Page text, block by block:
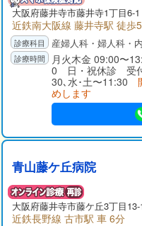
大阪府藤井寺市藤井寺1丁目6-1
近鉄南大阪線 藤井寺駅 徒歩
産婦人科・婦人科・
月火木金 09:00〜
0 日・祝休診 受付
30､水･土〜11:30
めします
青山藤ケ丘病院
大阪府藤井寺市藤ケ丘3丁目13-
近鉄長野線 古市駅 車 6分